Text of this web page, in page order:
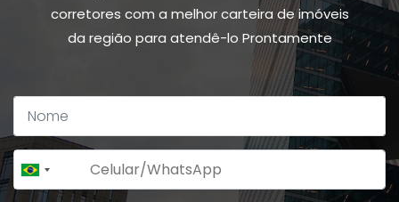
corretores com a melhor carteira de imóveis
da região para atendê-lo Prontamente
Brazil
+55